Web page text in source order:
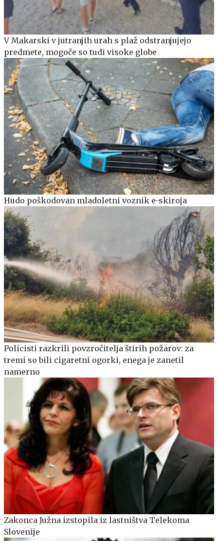
V Makarski v jutranjih urah s plaž odstranjujejo
predmete, mogoče so tudi visoke globe
Hudo poškodovan mladoletni voznik e-skiroja
Policisti razkrili povzročitelja štirih požarov: za
tremi so bili cigaretni ogorki, enega je zanetil
namerno
Zakonca Južna izstopila iz lastništva Telekoma
Slovenije